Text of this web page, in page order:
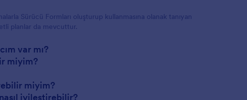
Sürücü Formları oluşturup kullanmasına olanak tanıyan
planlar da mevcuttur.
var mı?
miyim?
miyim?
iyileştirebilir?